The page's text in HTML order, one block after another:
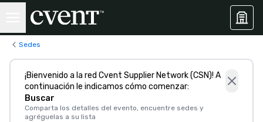
Sedes
¡Bienvenido a la red Cvent Supplier Network (CSN)! A
continuación le indicamos cómo comenzar:
Buscar
Comparta los detalles del evento, encuentre sedes y
agréguelas a su lista